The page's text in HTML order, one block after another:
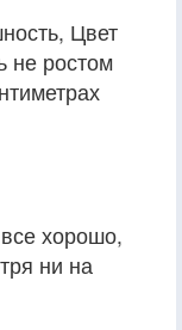
Цвет
не ростом
хорошо,
ни на